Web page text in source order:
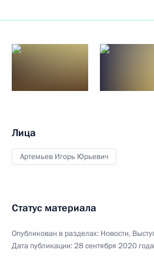
Лица
Артемьев Игорь Юрьевич
Статус материала
Опубликован в разделах: Новости,
Дата публикации:28 сентября 2020